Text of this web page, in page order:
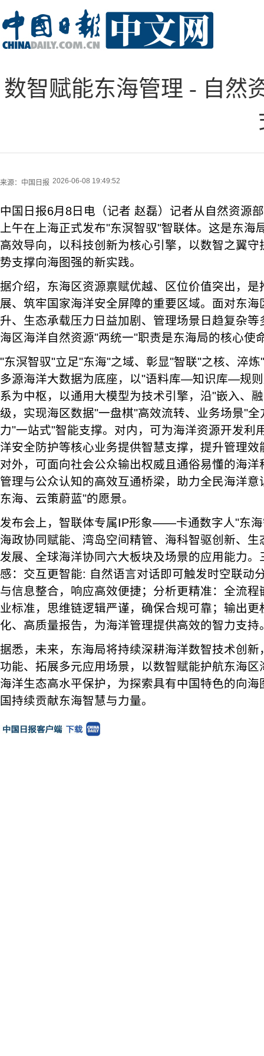
数智赋能东海管理 - 自然
来源： 中国日报 2026-06-08 19:49:52
中国日报6月8日电（记者 赵磊）记者从自然资源
上午在上海正式发布"东溟智驭"智联体。这是东海
高效导向，以科技创新为核心引擎，以数智之翼
势支撑向海图强的新实践。
据介绍，东海区资源禀赋优越、区位价值突出，
展、筑牢国家海洋安全屏障的重要区域。面对东
升、生态承载压力日益加剧、管理场景日趋复杂
海区海洋自然资源"两统一"职责是东海局的核心使
"东溟智驭"立足"东海"之域、彰显"智联"之核、淬
多源海洋大数据为底座，以"语料库—知识库—规
系为中枢，以通用大模型为技术引擎，沿"嵌入、
级，实现海区数据"一盘棋"高效流转、业务场景"
力"一站式"智能支撑。对内，可为海洋资源开发利
洋安全防护等核心业务提供智慧支撑，提升管理
对外，可面向社会公众输出权威且通俗易懂的海
管理与公众认知的高效互通桥梁，助力全民海洋
东海、云策蔚蓝"的愿景。
发布会上，智联体专属IP形象——卡通数字人"东
海政协同赋能、湾岛空间精管、海科智驱创新、
发展、全球海洋协同六大板块及场景的应用能力
感：交互更智能: 自然语言对话即可触发时空联动
与信息整合，响应高效便捷；分析更精准：全流
业标准，思维链逻辑严谨，确保合规可靠；输出
化、高质量报告，为海洋管理提供高效的智力支持
据悉，未来，东海局将持续深耕海洋数智技术创
功能、拓展多元应用场景，以数智赋能护航东海
海洋生态高水平保护，为探索具有中国特色的向
国持续贡献东海智慧与力量。